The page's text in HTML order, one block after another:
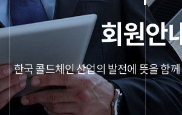
회원안
한국 콜드체인 산업의 발전에 뜻을 함